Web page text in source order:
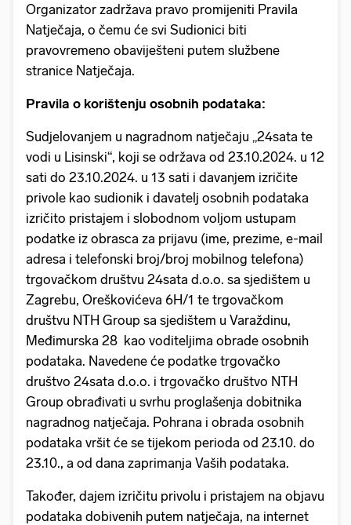
Organizator zadržava pravo promijeniti Pravila
Natječaja, o čemu će svi Sudionici biti
pravovremeno obaviješteni putem službene
stranice Natječaja.
Pravila o korištenju osobnih podataka:
Sudjelovanjem u nagradnom natječaju „24sata te
vodi u Lisinski“, koji se održava od 23.10.2024. u 12
sati do 23.10.2024. u 13 sati i davanjem izričite
privole kao sudionik i davatelj osobnih podataka
izričito pristajem i slobodnom voljom ustupam
podatke iz obrasca za prijavu (ime, prezime, e-mail
adresa i telefonski broj/broj mobilnog telefona)
trgovačkom društvu 24sata d.o.o. sa sjedištem u
Zagrebu, Oreškovićeva 6H/1 te trgovačkom
društvu NTH Group sa sjedištem u Varaždinu,
Međimurska 28 kao voditeljima obrade osobnih
podataka. Navedene će podatke trgovačko
društvo 24sata d.o.o. i trgovačko društvo NTH
Group obrađivati u svrhu proglašenja dobitnika
nagradnog natječaja. Pohrana i obrada osobnih
podataka vršit će se tijekom perioda od 23.10. do
23.10., a od dana zaprimanja Vaših podataka.
Također, dajem izričitu privolu i pristajem na objavu
podataka dobivenih putem natječaja, na internet